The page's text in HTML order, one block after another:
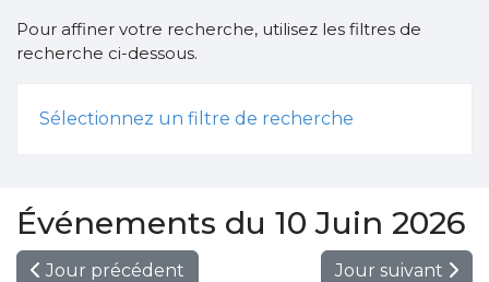
Pour affiner votre recherche, utilisez les filtres de
recherche ci-dessous.
Sélectionnez un filtre de recherche
Événements du 10 Juin 2026
Jour précédent Jour suivant